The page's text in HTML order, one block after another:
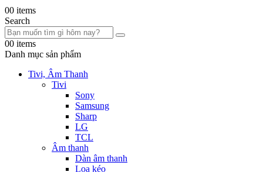
00 items
Search
00 items
Danh mục sản phẩm
Tivi, Âm Thanh
Tivi
Sony
Samsung
Sharp
LG
TCL
Âm thanh
Dàn âm thanh
Loa kéo